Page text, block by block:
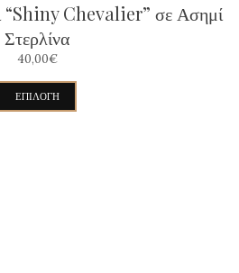
“Shiny Chevalier” σε Ασημί
Στερλίνα
40,00€
ΕΠΙΛΟΓΉ